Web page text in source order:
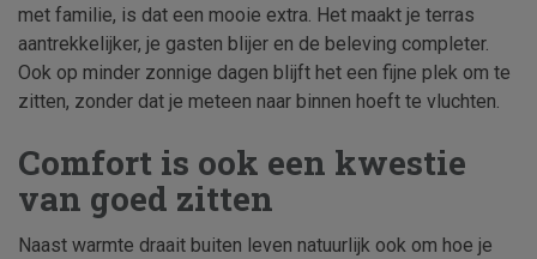
met familie, is dat een mooie extra. Het maakt je terras
aantrekkelijker, je gasten blijer en de beleving completer.
Ook op minder zonnige dagen blijft het een fijne plek om te
zitten, zonder dat je meteen naar binnen hoeft te vluchten.
Comfort is ook een kwestie
van goed zitten
Naast warmte draait buiten leven natuurlijk ook om hoe je